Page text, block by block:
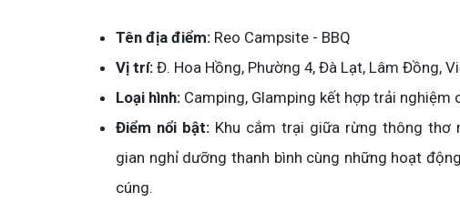
Tên địa điểm: Reo Campsite - BBQ
Vị trí: Đ. Hoa Hồng, Phường 4, Đà Lạt, Lâm Đồng,
Loại hình: Camping, Glamping kết hợp trải nghiệm
Điểm nổi bật: Khu cắm trại giữa rừng thông thơ
gian nghỉ dưỡng thanh bình cùng những hoạt
cúng.